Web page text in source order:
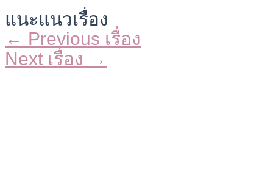
แนะแนวเรื่อง
← Previous เรื่อง
Next เรื่อง →